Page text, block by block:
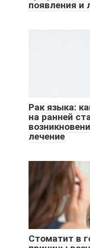
появления и
Рак языка:
на ранней
лечение
Стоматит в